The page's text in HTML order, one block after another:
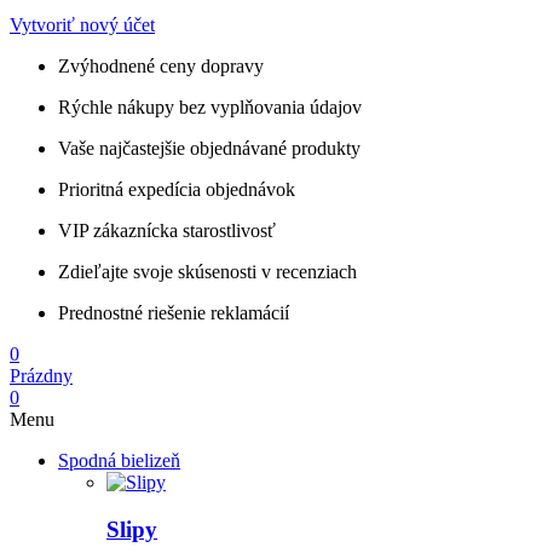
Vytvoriť nový účet
Zvýhodnené ceny dopravy
Rýchle nákupy bez vyplňovania údajov
Vaše najčastejšie objednávané produkty
Prioritná expedícia objednávok
VIP zákaznícka starostlivosť
Zdieľajte svoje skúsenosti v recenziach
Prednostné riešenie reklamácií
0
Prázdny
0
Menu
Spodná bielizeň
Slipy